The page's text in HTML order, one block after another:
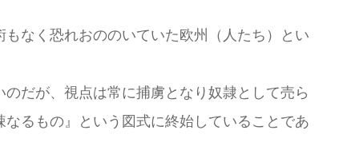
なく恐れおののいていた欧州（人たち）とい
だが、視点は常に捕虜となり奴隷として売ら
るもの』という図式に終始していることであ